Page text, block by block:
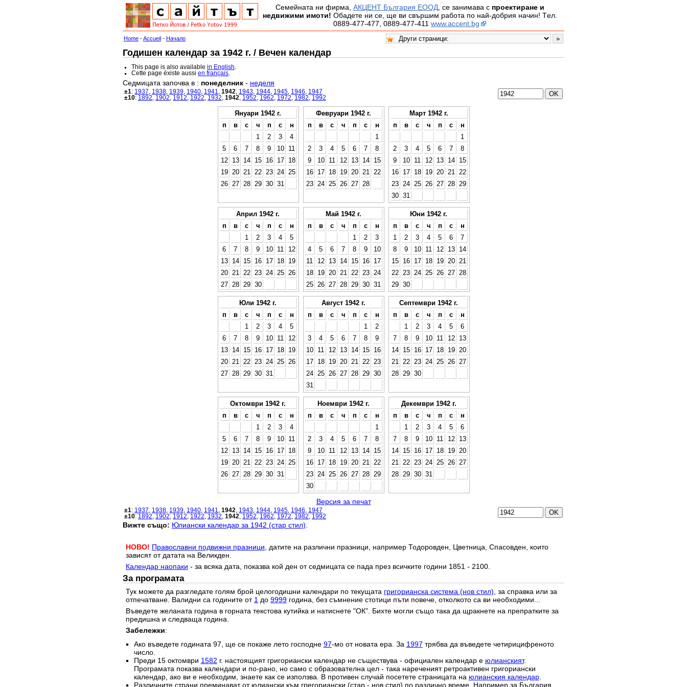
Семейната ни фирма, АКЦЕНТ България ЕООД, се занимава с проектиране и
недвижими имоти! Обадете ни се, ще ви свършим работа по най-добрия начин! Tел.
0889-477-477, 0889-477-411 www.accent.bg
Home -Accueil - Начало
Годишен календар за 1942 г. / Вечен календар
This page is also availablein English
Cette page éxiste aussien français
Седмицата започва в : понеделник - неделя
±1: 1937 1938 1939 1940 1941 1942 1943 1944 1945 1946
1947
±10: 1892 1902 1912 1922 1932 1942 1952 1962 1972 1982 1992
Януари 1942 г.
п
в с ч п с
н
1
2 3
4
5
6 7 8 9 10
11
12
13 14 15 16 17
18
19
20 21 22 23 24
25
26
27 28 29 30 31
Февруари 1942 г.
п
в с ч п с
н
1
2
3 4 5 6 7
8
9
10 11 12 13 14
15
16
17 18 19 20 21
22
23
24 25 26 27 28
Март 1942 г.
п
в с ч п с
н
1
2
3 4 5 6 7
8
9
10 11 12 13 14
15
16
17 18 19 20 21
22
23
24 25 26 27 28
29
30 31
Април 1942 г.
п
в с ч п с
н
1
2 3 4
5
6
7 8 9 10 11
12
13
14 15 16 17 18
19
20
21 22 23 24 25
26
27
28 29 30
Май 1942 г.
п
в с ч п с
н
1
2
3
4
5 6 7 8 9
10
11
12 13 14 15 16
17
18
19 20 21 22 23
24
25
26 27 28 29 30 31
Юни 1942 г.
п
в с ч п с
н
1
2 3 4 5 6
7
8
9 10 11 12 13
14
15
16 17 18 19 20
21
22
23 24 25 26 27
28
29 30
Юли 1942 г.
п
в с ч п с
н
1
2 3 4
5
6
7 8 9 10 11
12
13
14 15 16 17 18
19
20
21 22 23 24 25
26
27
28 29 30 31
Август 1942 г.
п
в с ч п с
н
1
2
3
4 5 6 7 8
9
10
11 12 13 14 15
16
17
18 19 20 21 22
23
24
25 26 27 28 29 30
31
Септември 1942 г.
п
в с ч п с
н
1
2 3 4 5
6
7
8 9 10 11 12
13
14
15 16 17 18 19
20
21
22 23 24 25 26
27
28
29 30
Октомври 1942 г.
п
в с ч п с
н
1
2 3
4
5
6 7 8 9 10
11
12
13 14 15 16 17
18
19
20 21 22 23 24
25
26
27 28 29 30 31
Ноември 1942 г.
п
в с ч п с
н
1
2
3 4 5 6 7
8
9
10 11 12 13 14
15
16
17 18 19 20 21
22
23
24 25 26 27 28
29
30
Декември 1942 г.
п
в с ч п с
н
1
2 3 4 5
6
7
8 9 10 11 12
13
14
15 16 17 18 19
20
21
22 23 24 25 26
27
28
29 30 31
Версия за печат
±1: 1937 1938 1939 1940 1941 1942 1943 1944 1945 1946
1947
±10: 1892 1902 1912 1922 1932 1942 1952 1962 1972 1982 1992
Вижте също: Юлиански календар за 1942 (стар стил)
НОВО! Православни подвижни празници , датите на различни празници, например Тодоровден, Цветница, Спасовден, които
зависят от датата на Великден.
Календар наопаки - за всяка дата, показва кой ден от седмицата се пада през всичките години 1851 - 2100.
За програмата
Тук можете да разгледате голям брой целогодишни календари по текущата григорианска система (нов стил), за справка или за
отпечатване. Валидни са годините от 1до 9999година, без съмнение стотици пъти повече, отколкото са ви необходими...
Въведете желаната година в горната текстова кутийка и натиснете "ОК". Бихте могли също така да щракнете на препратките за
предишна и следваща година.
Забележки:
Ако въведете годината 97, ще се покаже лето господне 97-мо от новата ера. За 1997 трябва да въведете четирицифреното
число.
Преди 15 октомври 1582 г. настоящият григориански календар не съществува - официален календар е юлианският.
Програмата показва календари и по-рано, но само с образователна цел - така нареченият ретроактивен григориански
календар, ако ви е необходим, знаете как се използва. В противен случай посетете страницата на юлианския календар.
Различните страни преминават от юлиански към грегориански (стар - нов стил) по различно време. Например за България,